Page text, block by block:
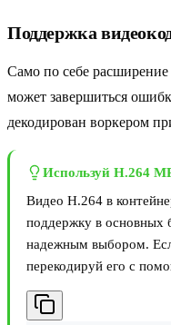
Поддержка
Само по себе расширение
может завершиться
декодирован воркером
Используй H.264
Видео H.264 в
поддержку в основных
надежным выбором.
перекодируй его с